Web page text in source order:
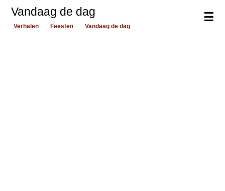
☰
Vandaag de dag
Verhalen Feesten Vandaag de dag